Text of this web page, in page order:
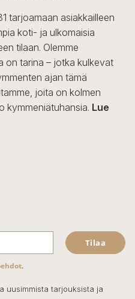
tarjoamaan asiakkailleen
koti- ja ulkomaisia
tilaan. Olemme
on tarina – jotka kulkevat
ajan tämä
joita on kolmen
kymmeniätuhansia. Lue
Tilaa
.
uusimmista tarjouksista ja